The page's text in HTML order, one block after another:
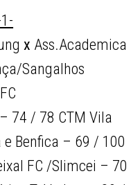
x Ass.Academica
Sangalhos
74 / 78 CTM Vila
e Benfica – 69 / 100
FC /Slimcei – 70